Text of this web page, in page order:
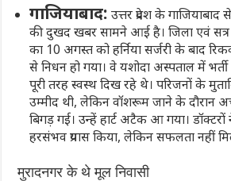
गाजियाबाद:उत्तर प्रदेश के
की दुखद खबर सामने आई है। जिला एवं सत्र
का 10 अगस्त को हर्निया सर्जरी के बाद
से निधन हो गया। वे यशोदा अस्पताल में
पूरी तरह स्वस्थ दिख रहे थे। परिजनों के
उम्मीद थी, लेकिन वॉशरूम जाने के दौरान
बिगड़ गई। उन्हें हार्ट अटैक आ गया।
हरसंभव प्रयास किया, लेकिन सफलता नहीं
मुरादनगर के थे मूल निवासी